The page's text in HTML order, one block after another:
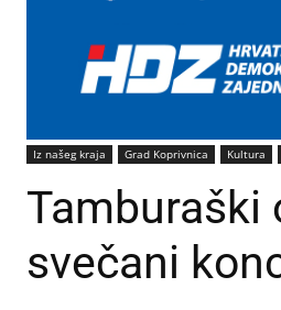
Iz našeg kraja Grad Koprivnica Kultura
Tamburaški
svečani